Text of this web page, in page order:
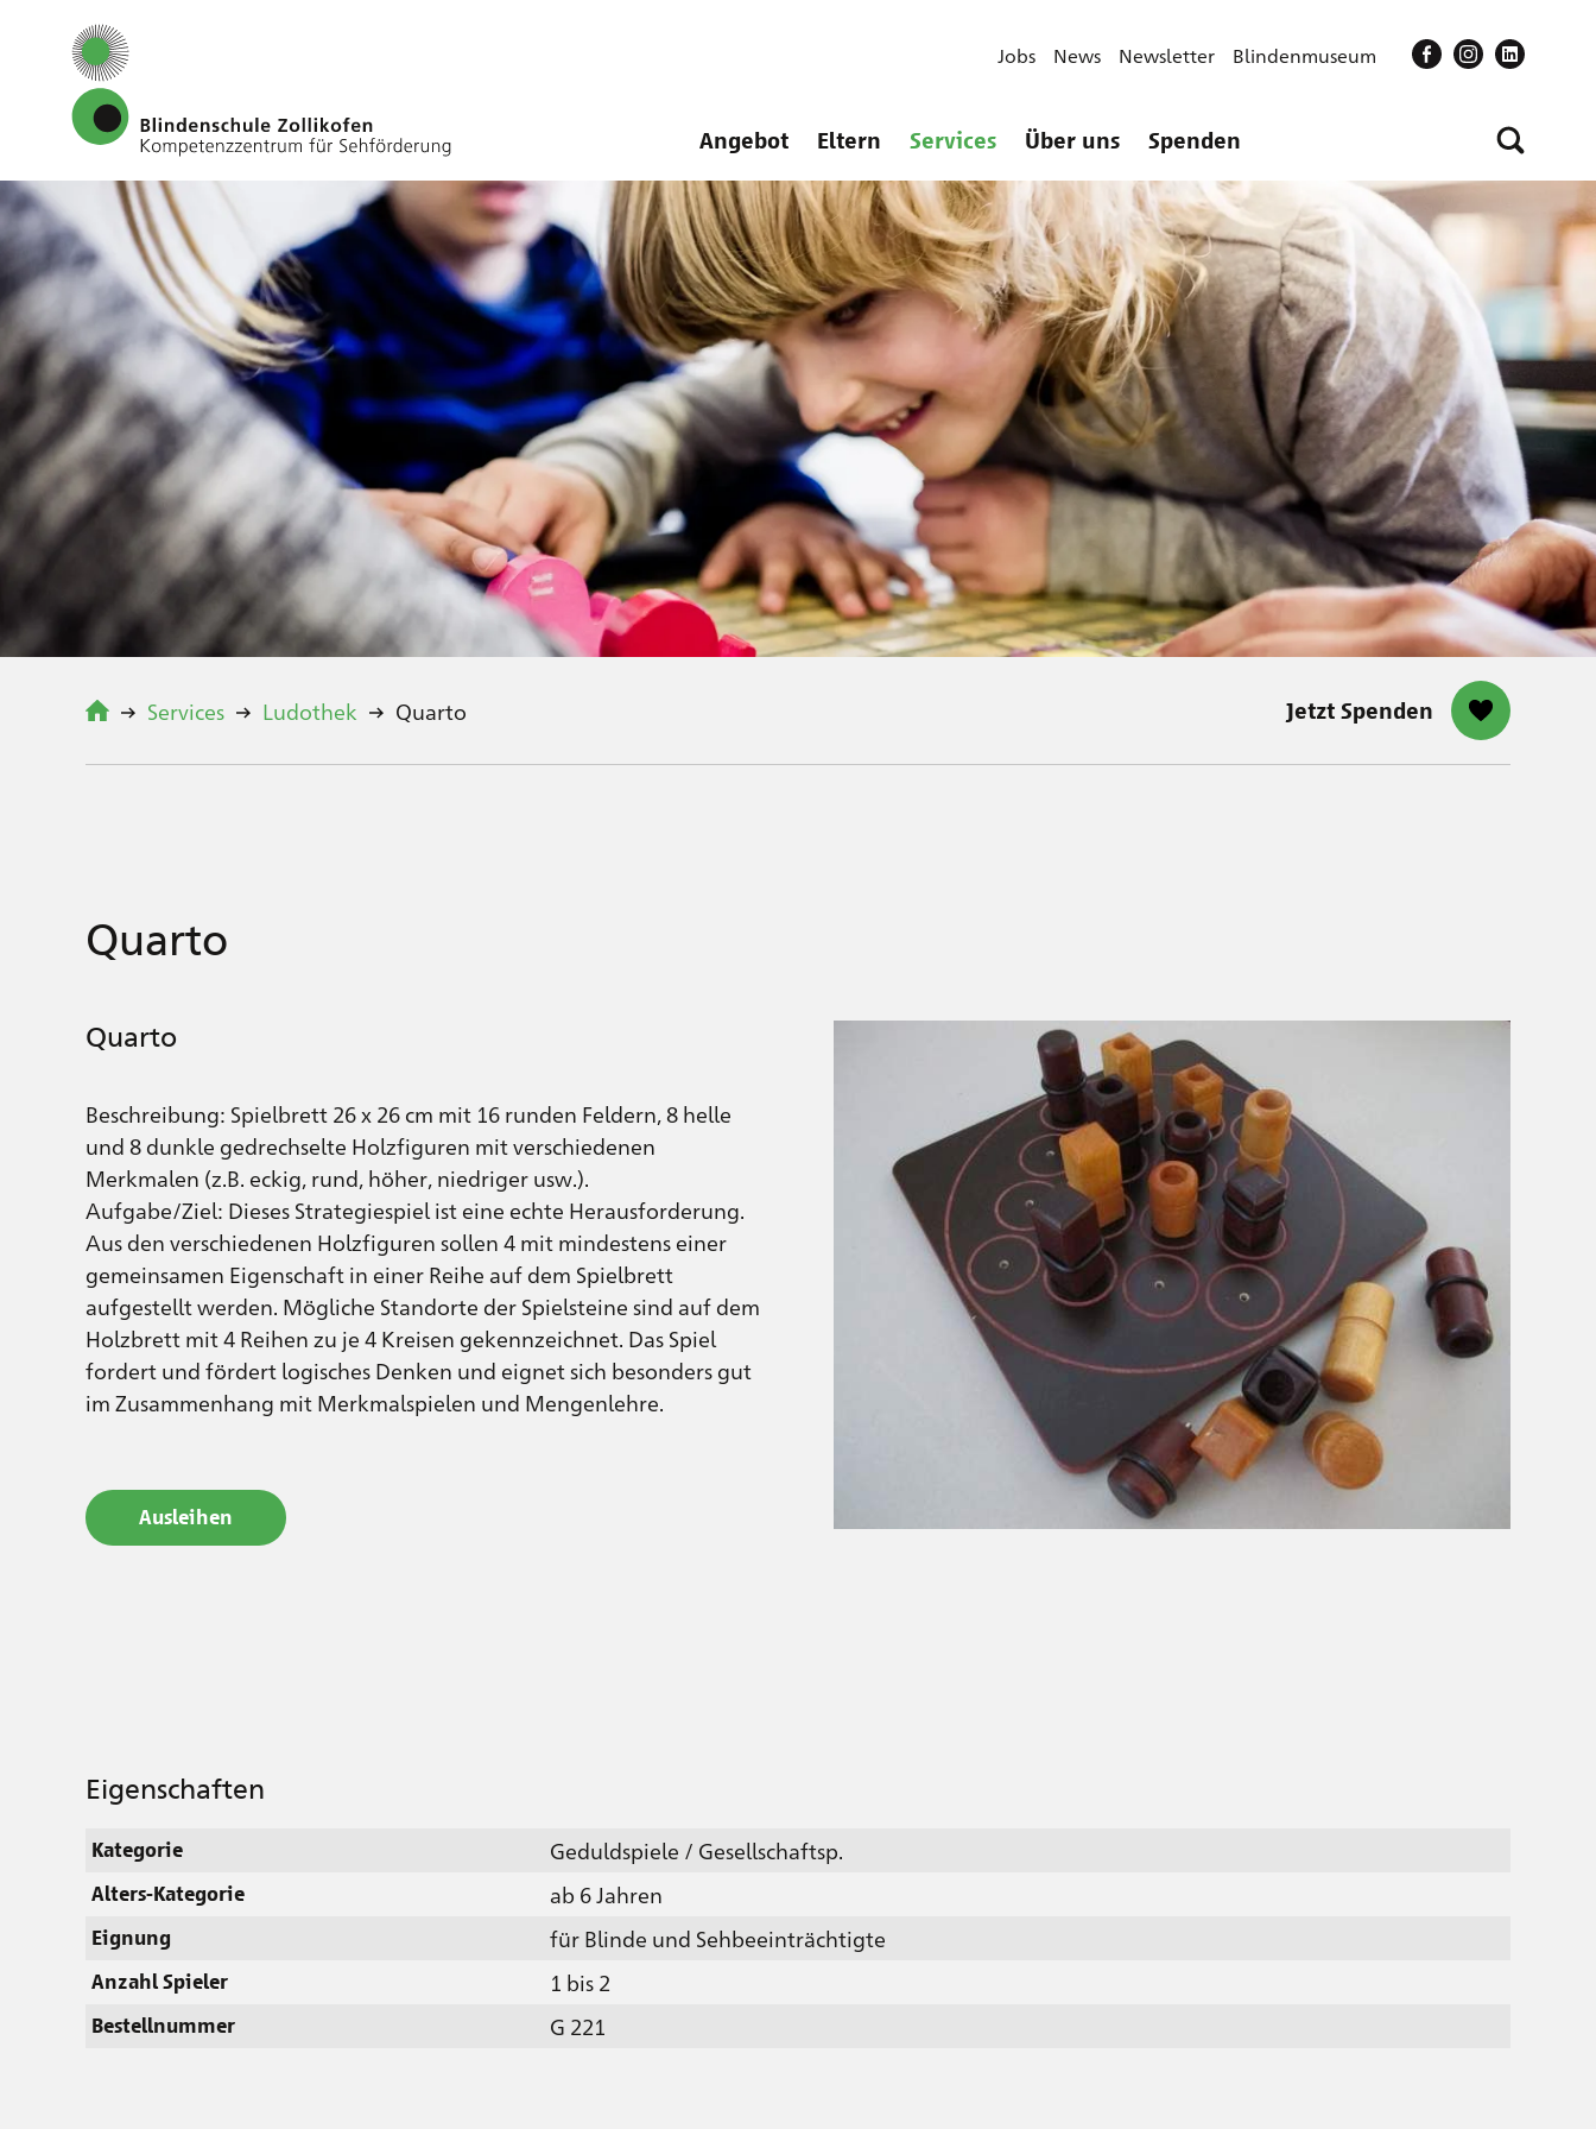
Angebot Eltern Services Über uns Spenden
Jobs News Newsletter Blindenmuseum
Services Ludothek Quarto Jetzt Spenden
Quarto
Quarto
Beschreibung: Spielbrett 26 x 26 cm mit 16 runden Feldern, 8 helle
und 8 dunkle gedrechselte Holzfiguren mit verschiedenen
Merkmalen (z.B. eckig, rund, höher, niedriger usw.).
Aufgabe/Ziel: Dieses Strategiespiel ist eine echte Herausforderung.
Aus den verschiedenen Holzfiguren sollen 4 mit mindestens einer
gemeinsamen Eigenschaft in einer Reihe auf dem Spielbrett
aufgestellt werden. Mögliche Standorte der Spielsteine sind auf dem
Holzbrett mit 4 Reihen zu je 4 Kreisen gekennzeichnet. Das Spiel
fordert und fördert logisches Denken und eignet sich besonders gut
im Zusammenhang mit Merkmalspielen und Mengenlehre.
Ausleihen
Eigenschaften
Kategorie Geduldspiele / Gesellschaftsp.
Alters-Kategorie ab 6 Jahren
Eignung für Blinde und Sehbeeinträchtigte
Anzahl Spieler 1 bis 2
Bestellnummer G 221